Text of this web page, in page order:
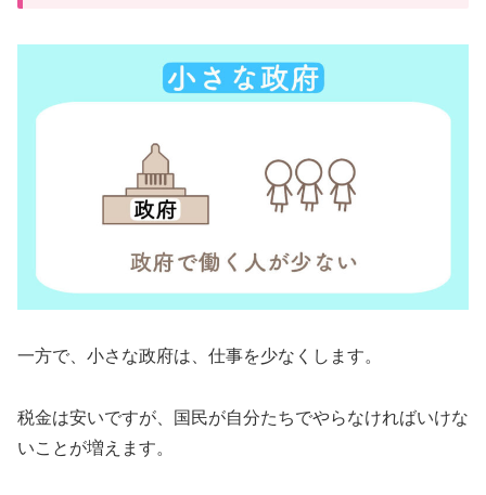
一方で、小さな政府は、仕事を少なくします。
税金は安いですが、国民が自分たちでやらなければいけな
いことが増えます。